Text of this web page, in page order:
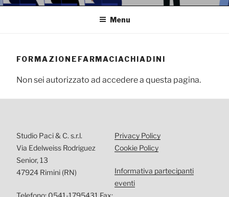
Menu
FORMAZIONEFARMACIACHIADINI
Non sei autorizzato ad accedere a questa pagina.
Studio Paci & C. s.r.l.
Via Edelweiss Rodriguez
Senior, 13
47924 Rimini (RN)
Telefono: 0541-1795431 Fax:
Privacy Policy
Cookie Policy
Informativa partecipanti
eventi